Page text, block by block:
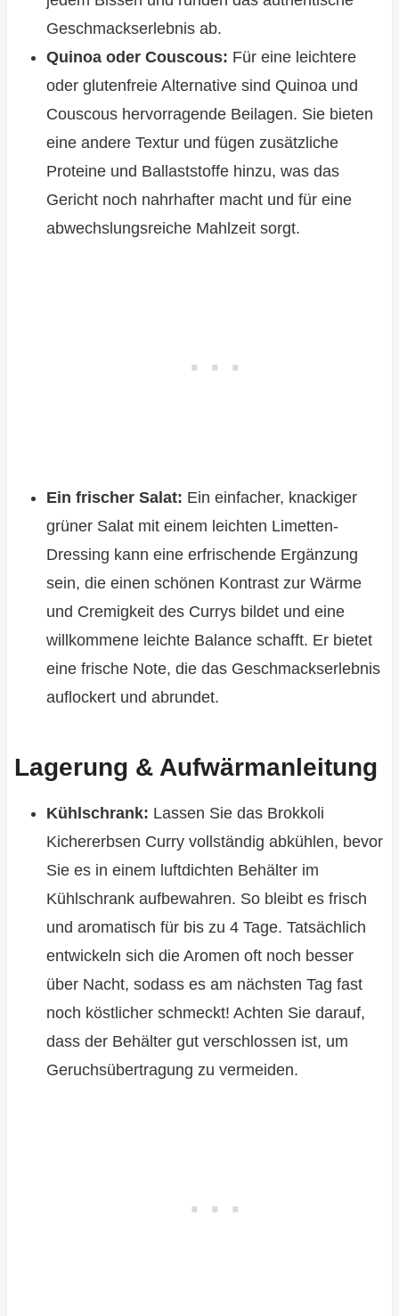
Geschmackserlebnis ab.
Quinoa oder Couscous: Für eine leichtere
oder glutenfreie Alternative sind Quinoa und
Couscous hervorragende Beilagen. Sie bieten
eine andere Textur und fügen zusätzliche
Proteine und Ballaststoffe hinzu, was das
Gericht noch nahrhafter macht und für eine
abwechslungsreiche Mahlzeit sorgt.
Ein frischer Salat: Ein einfacher, knackiger
grüner Salat mit einem leichten Limetten-
Dressing kann eine erfrischende Ergänzung
sein, die einen schönen Kontrast zur Wärme
und Cremigkeit des Currys bildet und eine
willkommene leichte Balance schafft. Er bietet
eine frische Note, die das Geschmackserlebnis
auflockert und abrundet.
Lagerung & Aufwärmanleitung
Kühlschrank: Lassen Sie das Brokkoli
Kichererbsen Curry vollständig abkühlen, bevor
Sie es in einem luftdichten Behälter im
Kühlschrank aufbewahren. So bleibt es frisch
und aromatisch für bis zu 4 Tage. Tatsächlich
entwickeln sich die Aromen oft noch besser
über Nacht, sodass es am nächsten Tag fast
noch köstlicher schmeckt! Achten Sie darauf,
dass der Behälter gut verschlossen ist, um
Geruchsübertragung zu vermeiden.